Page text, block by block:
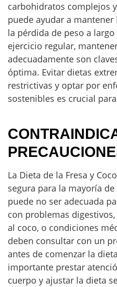
carbohidratos complejos
puede ayudar a
la pérdida de peso a largo
ejercicio regular,
adecuadamente son
óptima. Evitar dietas
restrictivas y optar por
sostenibles es crucial
La Dieta de la Fresa y
segura para la mayoría
puede no ser adecuada
con problemas
al coco, o condiciones
deben consultar con un
antes de comenzar la
importante prestar
cuerpo y ajustar la dieta